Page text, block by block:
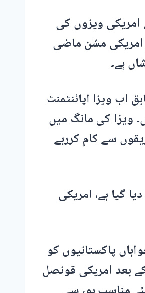
امریکی ویزوں کی
مشن ماضی
ہے۔
ویزا اپائنٹمنٹ
ویزا کی مانگ میں
سے کام کررہے
گیا ہے، امریکی
پاکستانیوں کو
بعد امریکی قونصل